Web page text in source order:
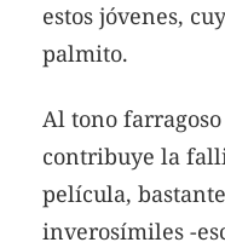
estos jóvenes,
palmito.
Al tono
contribuye la
película,
inverosímiles -